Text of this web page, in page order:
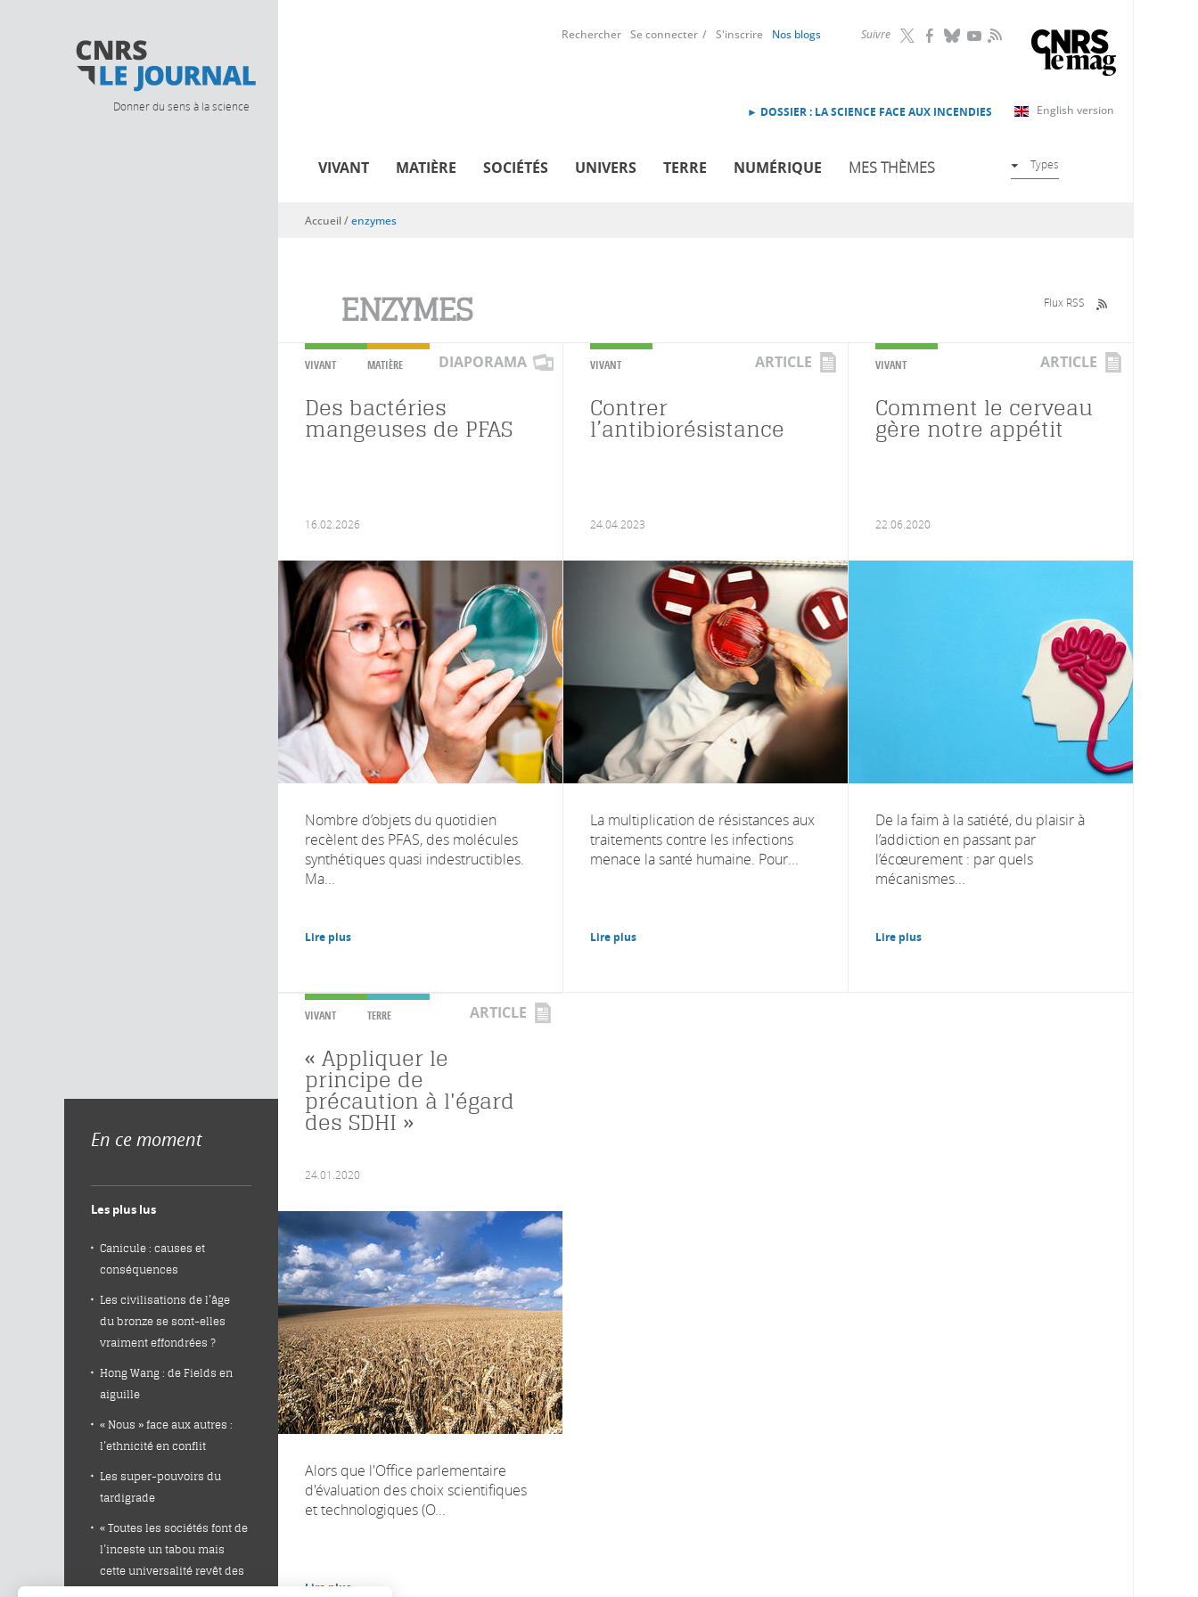
Donner du sens à la science
Suivre RSS
Rechercher Se connecter S'inscrire Nos blogs
English version
► DOSSIER : LA SCIENCE FACE AUX INCENDIES
VIVANT MATIÈRE SOCIÉTÉS UNIVERS TERRE NUMÉRIQUE MES THÈMES Types
Vous êtes ici
Accueil/enzymes
ENZYMES Flux RSS
VIVANT MATIÈRE DIAPORAMA
Des bactéries
mangeuses de PFAS
16.02.2026
Nombre d’objets du quotidien
recèlent des PFAS, des molécules
synthétiques quasi indestructibles.
Ma...
Lire plus
VIVANT ARTICLE
Contrer
l’antibiorésistance
24.04.2023
La multiplication de résistances aux
traitements contre les infections
menace la santé humaine. Pour...
Lire plus
VIVANT ARTICLE
Comment le cerveau
gère notre appétit
22.06.2020
De la faim à la satiété, du plaisir à
l’addiction en passant par
l’écœurement : par quels
mécanismes...
Lire plus
VIVANT TERRE ARTICLE
« Appliquer le
principe de
précaution à l'égard
des SDHI »
24.01.2020
Alors que l'Office parlementaire
d'évaluation des choix scientifiques
et technologiques (O...
Lire plus
En ce moment
Les plus lus
Canicule : causes et
conséquences
Les civilisations de l’âge
du bronze se sont-elles
vraiment effondrées ?
Hong Wang : de Fields en
aiguille
« Nous » face aux autres :
l’ethnicité en conflit
Les super-pouvoirs du
tardigrade
« Toutes les sociétés font de
l’inceste un tabou mais
cette universalité revêt des